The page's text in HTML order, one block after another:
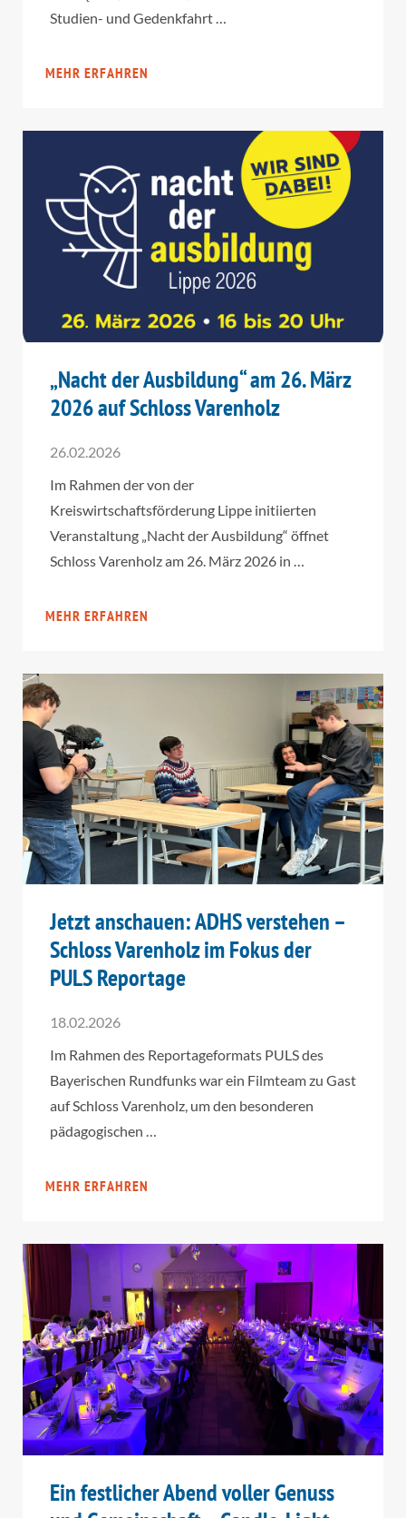
Studien- und Gedenkfahrt …
MEHR ERFAHREN
„Nacht der Ausbildung“ am 26. März
2026 auf Schloss Varenholz
26.02.2026
Im Rahmen der von der
Kreiswirtschaftsförderung Lippe initiierten
Veranstaltung „Nacht der Ausbildung“ öffnet
Schloss Varenholz am 26. März 2026 in …
MEHR ERFAHREN
Jetzt anschauen: ADHS verstehen –
Schloss Varenholz im Fokus der
PULS Reportage
18.02.2026
Im Rahmen des Reportageformats PULS des
Bayerischen Rundfunks war ein Filmteam zu Gast
auf Schloss Varenholz, um den besonderen
pädagogischen …
MEHR ERFAHREN
Ein festlicher Abend voller Genuss